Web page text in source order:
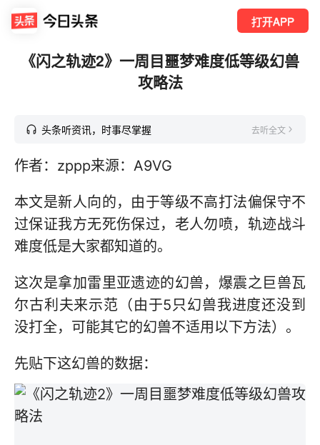
打开APP
《闪之轨迹2》一周目噩梦难度低等级幻兽
攻略法
头条听资讯，时事尽掌握 去听全文
作者：zppp来源：A9VG
本文是新人向的，由于等级不高打法偏保守不
过保证我方无死伤保过，老人勿喷，轨迹战斗
难度低是大家都知道的。
这次是拿加雷里亚遗迹的幻兽，爆震之巨兽瓦
尔古利夫来示范（由于5只幻兽我进度还没到
没打全，可能其它的幻兽不适用以下方法）。
先贴下这幻兽的数据：